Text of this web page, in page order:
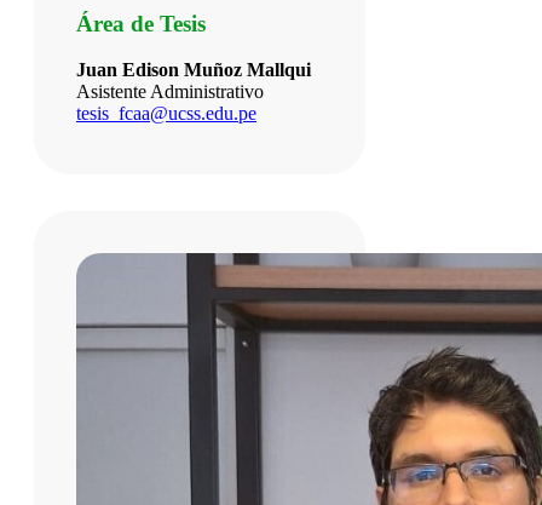
Área de Tesis
Juan Edison Muñoz Mallqui
Asistente Administrativo
tesis_fcaa@ucss.edu.pe